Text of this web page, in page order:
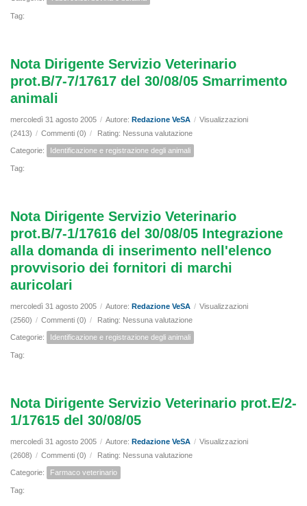
Tag:
Nota Dirigente Servizio Veterinario
prot.B/7-7/17617 del 30/08/05 Smarrimento
animali
mercoledì 31 agosto 2005 / Autore: Redazione VeSA / Visualizzazioni
(2413) / Commenti (0) / Rating: Nessuna valutazione
Categorie: Identificazione e registrazione degli animali
Tag:
Nota Dirigente Servizio Veterinario
prot.B/7-1/17616 del 30/08/05 Integrazione
alla domanda di inserimento nell'elenco
provvisorio dei fornitori di marchi
auricolari
mercoledì 31 agosto 2005 / Autore: Redazione VeSA / Visualizzazioni
(2560) / Commenti (0) / Rating: Nessuna valutazione
Categorie: Identificazione e registrazione degli animali
Tag:
Nota Dirigente Servizio Veterinario prot.E/2-
1/17615 del 30/08/05
mercoledì 31 agosto 2005 / Autore: Redazione VeSA / Visualizzazioni
(2608) / Commenti (0) / Rating: Nessuna valutazione
Categorie: Farmaco veterinario
Tag: